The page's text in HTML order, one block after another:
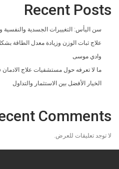
Recent Posts
سن اليأس: التغييرات الجسدية والنفسية
علاج ثبات الوزن وزيادة معدل الطاقة
وادي موسى
ما لا تعرفه حول مستشفيات علاج
الخيار الأفضل بين الاستثمار والتداول
Comments
لا توجد تعليقات للعرض.